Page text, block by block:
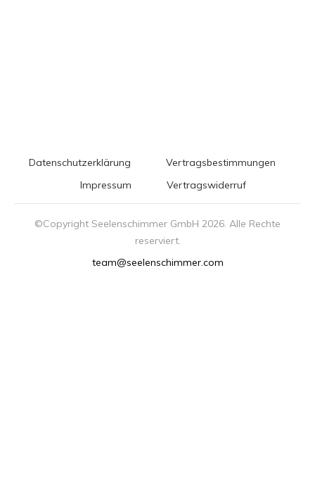
Datenschutzerklärung
Vertragsbestimmungen
Impressum
Vertragswiderruf
©Copyright Seelenschimmer GmbH 2026. Alle Rechte
reserviert.
team@seelenschimmer.com